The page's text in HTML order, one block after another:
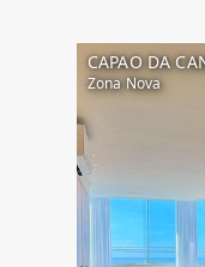
CAPAO DA
Zona Nova